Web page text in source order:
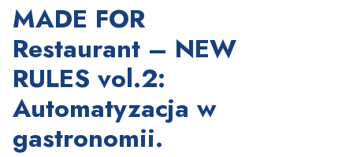
MADE FOR
Restaurant – NEW
RULES vol.2:
Automatyzacja w
gastronomii.